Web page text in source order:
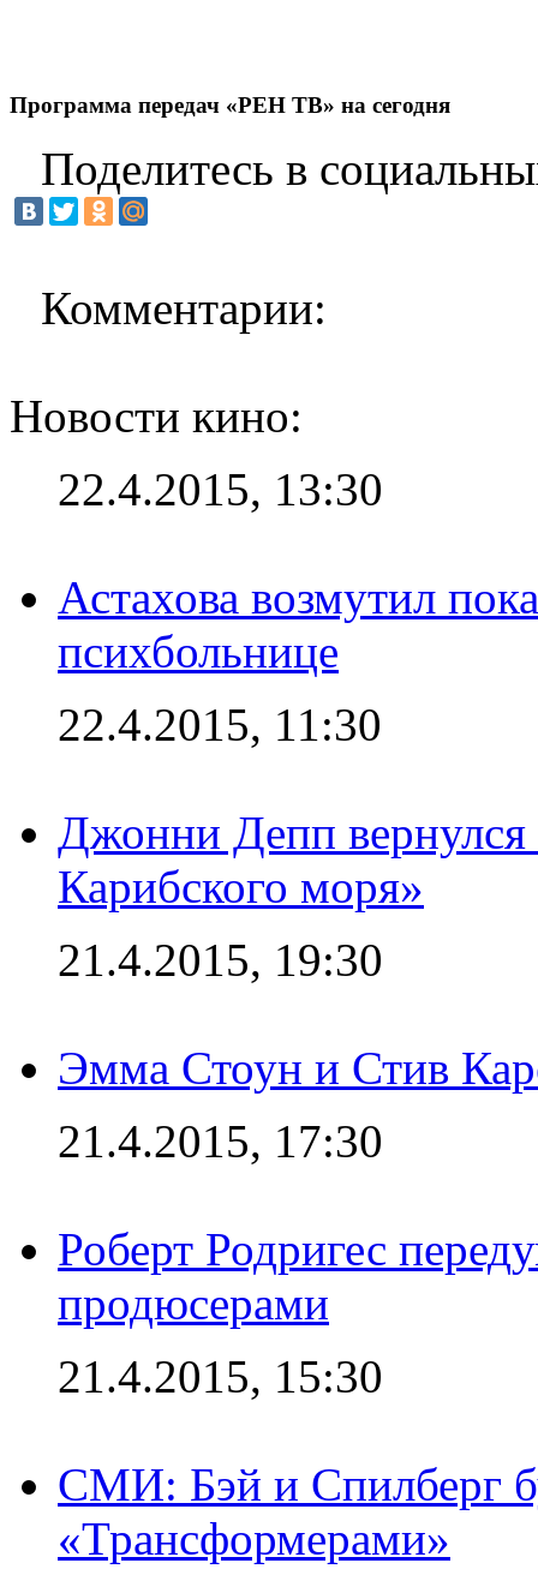
Программа передач «РЕН ТВ» на сегодня
Поделитесь в
Комментарии:
Новости кино:
22.4.2015, 13:30
Астахова возмутил
психбольнице
22.4.2015, 11:30
Джонни Депп
Карибского моря»
21.4.2015, 19:30
Эмма Стоун и Стив
21.4.2015, 17:30
Роберт Родригес
продюсерами
21.4.2015, 15:30
СМИ: Бэй и Спилберг
«Трансформерами»